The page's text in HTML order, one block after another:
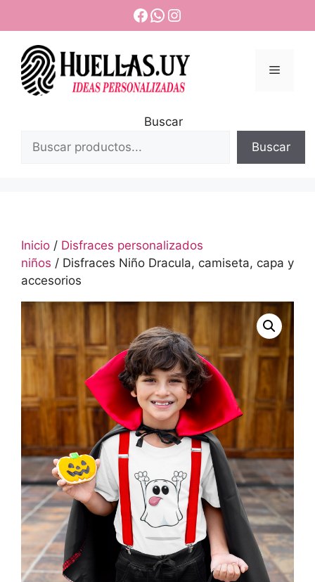
contenido
Facebook
WhatsApp
Instagram
Menú
Buscar
Buscar
Inicio / Disfraces personalizados
niños / Disfraces Niño Dracula, camiseta, capa y
accesorios